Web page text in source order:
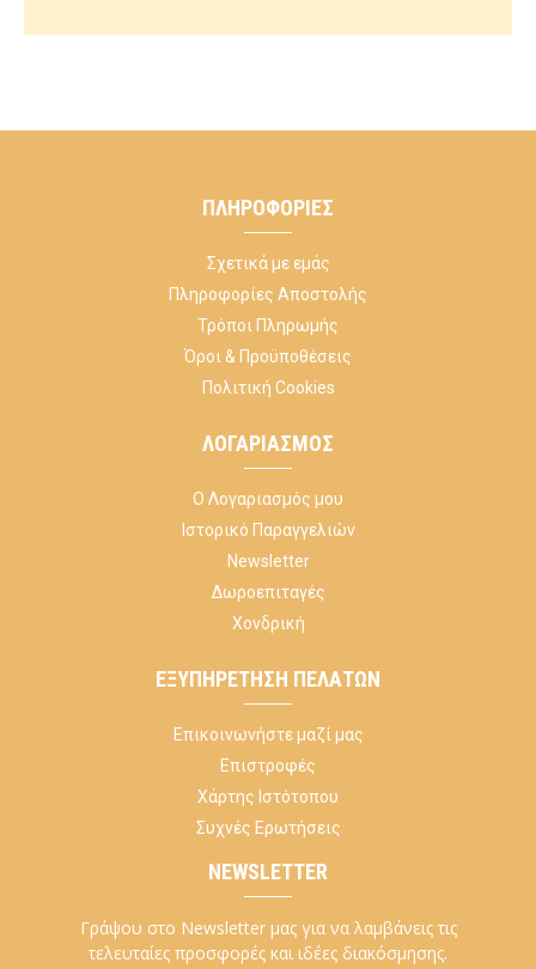
ΠΛΗΡΟΦΟΡΊΕΣ
Σχετικά με εμάς
Πληροφορίες Αποστολής
Τρόποι Πληρωμής
Όροι & Προϋποθέσεις
Πολιτική Cookies
ΛΟΓΑΡΙΑΣΜΌΣ
Ο Λογαριασμός μου
Ιστορικό Παραγγελιών
Newsletter
Δωροεπιταγές
Χονδρική
ΕΞΥΠΗΡΈΤΗΣΗ ΠΕΛΑΤΏΝ
Επικοινωνήστε μαζί μας
Επιστροφές
Χάρτης Ιστότοπου
Συχνές Ερωτήσεις
NEWSLETTER
Γράψου στο Newsletter μας για να λαμβάνεις τις
τελευταίες προσφορές και ιδέες διακόσμησης.